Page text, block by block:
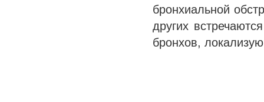
бронхиальной
других
бронхов,